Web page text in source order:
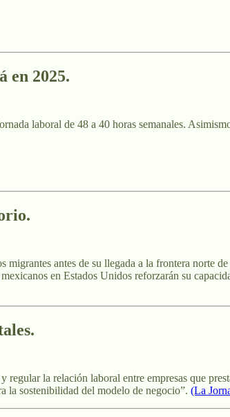
en 2025.
laboral de 48 a 40 horas semanales.
antes de su llegada a la frontera norte
en Estados Unidos reforzarán su
la relación laboral entre empresas que
la sostenibilidad del modelo de negocio”. (La